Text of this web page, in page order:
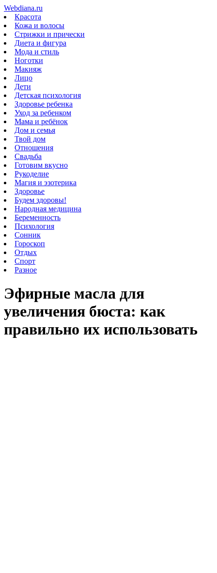
Webdiana.ru
Красота
Кожа и волосы
Стрижки и прически
Диета и фигура
Мода и стиль
Ноготки
Макияж
Лицо
Дети
Детская психология
Здоровье ребенка
Уход за ребенком
Мама и ребёнок
Дом и семья
Твой дом
Отношения
Свадьба
Готовим вкусно
Рукоделие
Магия и эзотерика
Здоровье
Будем здоровы!
Народная медицина
Беременность
Психология
Сонник
Гороскоп
Отдых
Спорт
Разное
Эфирные масла для
увеличения бюста: как
правильно их использовать